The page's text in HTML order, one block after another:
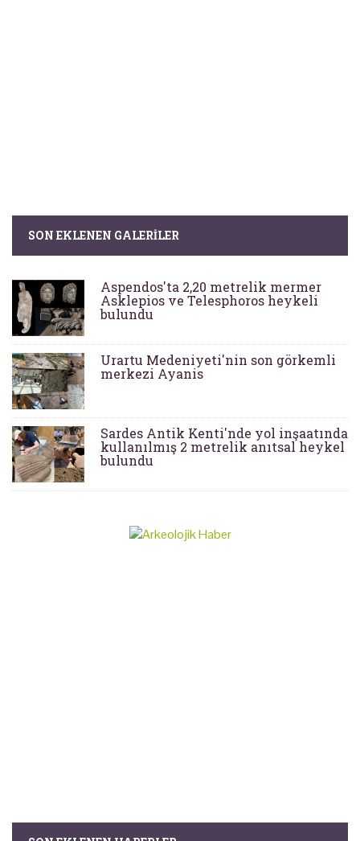
SON EKLENEN GALERILER
Aspendos'ta 2,20 metrelik mermer
Asklepios ve Telesphoros heykeli
bulundu
Urartu Medeniyeti'nin son görkemli
merkezi Ayanis
Sardes Antik Kenti'nde yol inşaatında
kullanılmış 2 metrelik anıtsal heykel
bulundu